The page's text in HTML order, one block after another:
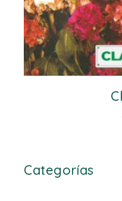
Categorías